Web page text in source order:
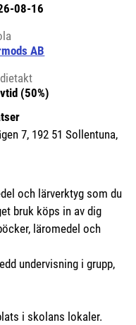
08-16
AB
(50%)
7, 192 51 Sollentuna,
sida.)
och lärverktyg som du
bruk köps in av dig
läromedel och
undervisning i grupp,
i skolans lokaler.